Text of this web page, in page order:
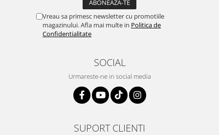
Vreau sa primesc newsletter cu promotiile
magazinului. Afla mai multe in Politica de
Confidentialitate
SOCIAL
Urmareste-ne in social media
SUPORT CLIENTI